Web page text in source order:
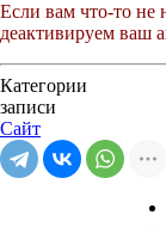
Если вам что-то не
деактивируем ваш
Категории
записи
Сайт